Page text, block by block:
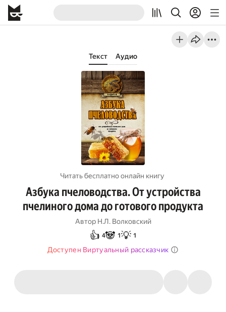
Текст Аудио
Читать бесплатно онлайн книгу
Азбука пчеловодства. От устройства
пчелиного дома до готового продукта
Автор Н.Л. Волковский
👍 4🐼 1💡 1
Доступен Виртуальный рассказчик